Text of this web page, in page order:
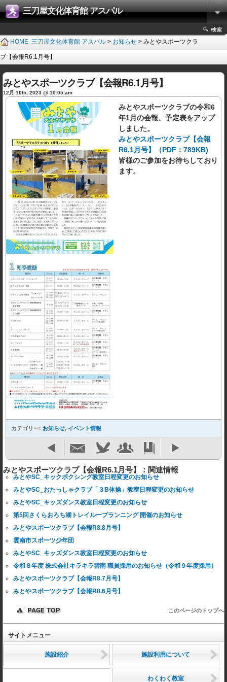
三刀屋文化体育館 アスパル
検索
HOME 三刀屋文化体育館 アスパル > お知らせ > みとやスポーツクラ
ブ【会報R6.1月号】
みとやスポーツクラブ【会報R6.1月号】
12月 10th, 2023 @ 10:05 am
みとやスポーツクラブの令和6
年1月の会報、予定表をアップ
しました。
みとやスポーツクラブ【会報
R6.1月号】（PDF：789KB)
皆様のご参加をお待ちしており
ます。
カテゴリー: お知らせ, イベント情報
みとやスポーツクラブ【会報R6.1月号】：関連情報
みとやSC_キックボクシング教室日程変更のお知らせ
みとやSC_おたっしゃクラブ「３B体操」教室日程変更のお知らせ
みとやSC_キッズダンス教室日程変更のお知らせ
第5回さくらおろち湖トレイループランニング 開催のお知らせ
みとやスポーツクラブ【会報R8.8月号】
雲南市スポーツ少年団
みとやSC_キッズダンス教室日程変更のお知らせ
令和８年度 株式会社キラキラ雲南 職員採用のお知らせ（令和９年度採用）
みとやスポーツクラブ【会報R8.7月号】
みとやスポーツクラブ【会報R8.6月号】
このページのトップへ
サイトメニュー
施設紹介 施設利用について
わくわく教室